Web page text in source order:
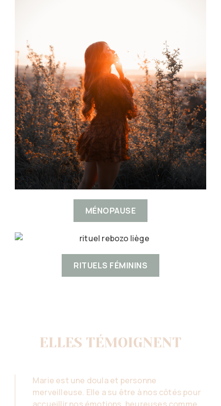
MÉNOPAUSE
RITUELS FÉMININS
ELLES TÉMOIGNENT
Marie est une doula et personne
merveilleuse. Elle a su être à nos côtés pour